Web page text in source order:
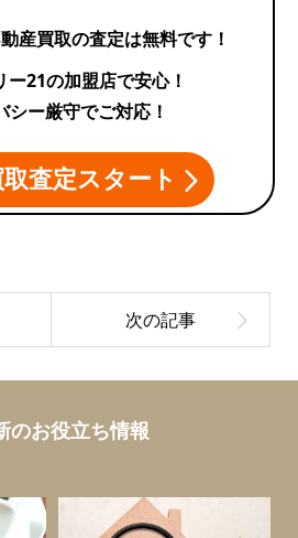
産買取の査定は無料です！
ー21の加盟店で安心！
シー厳守でご対応！
査定スタート
のお役立ち情報